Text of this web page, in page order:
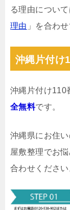
る理由について
理由 」を合わ
沖縄片付け
沖縄片付け110
全無料です。
沖縄県にお住
屋敷整理でお
合わせください